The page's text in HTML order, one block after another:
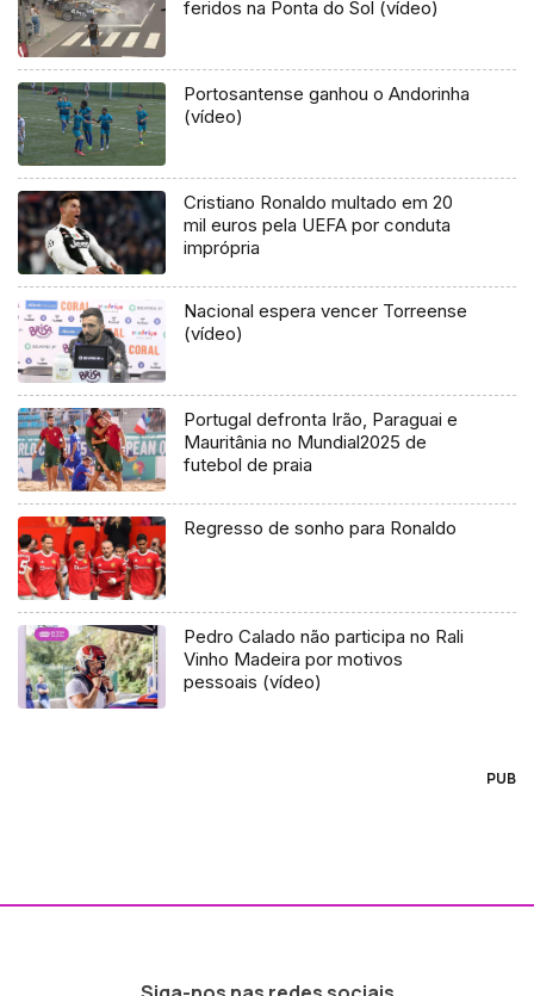
feridos na Ponta do Sol (vídeo)
Portosantense ganhou o Andorinha
(vídeo)
Cristiano Ronaldo multado em 20
mil euros pela UEFA por conduta
imprópria
Nacional espera vencer Torreense
(vídeo)
Portugal defronta Irão, Paraguai e
Mauritânia no Mundial2025 de
futebol de praia
Regresso de sonho para Ronaldo
Pedro Calado não participa no Rali
Vinho Madeira por motivos
pessoais (vídeo)
PUB